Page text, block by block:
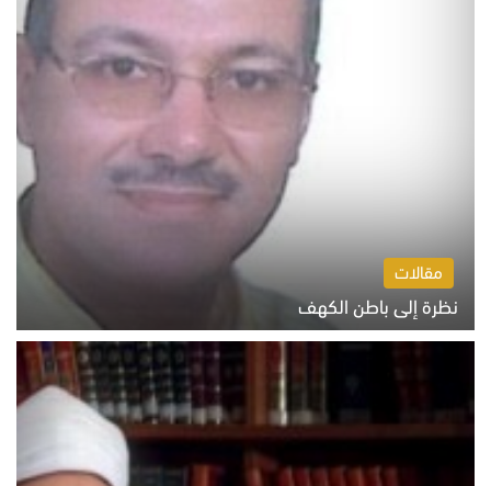
مقالات
نظرة إلى باطن الكهف
السبت 8 أغسطس 2026 11:04 ص